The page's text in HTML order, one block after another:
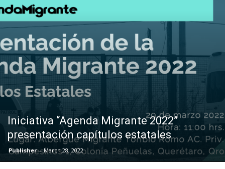
Iniciativa “Agenda Migrante 2022”
presentación capítulos estatales
Publisher - March 28, 2022